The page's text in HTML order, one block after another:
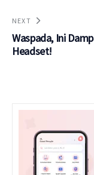
NEXT
Waspada, Ini
Headset!